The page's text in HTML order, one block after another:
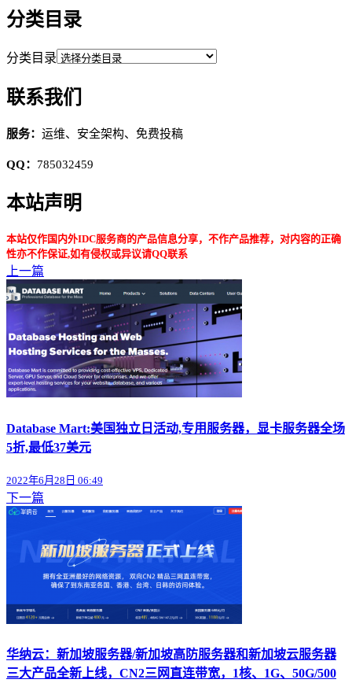
分类目录
分类目录
联系我们
服务： 运维、安全架构、免费投稿
QQ： 785032459
本站声明
本站仅作国内外IDC服务商的产品信息分享，不作产品推荐，对内容的正确
性亦不作保证,如有侵权或异议请QQ联系
上一篇
Database Mart:美国独立日活动,专用服务器，显卡服务器全场
5折,最低37美元
2022年6月28日 06:49
下一篇
华纳云：新加坡服务器/新加坡高防服务器和新加坡云服务器
三大产品全新上线，CN2三网直连带宽，1核、1G、50G/500